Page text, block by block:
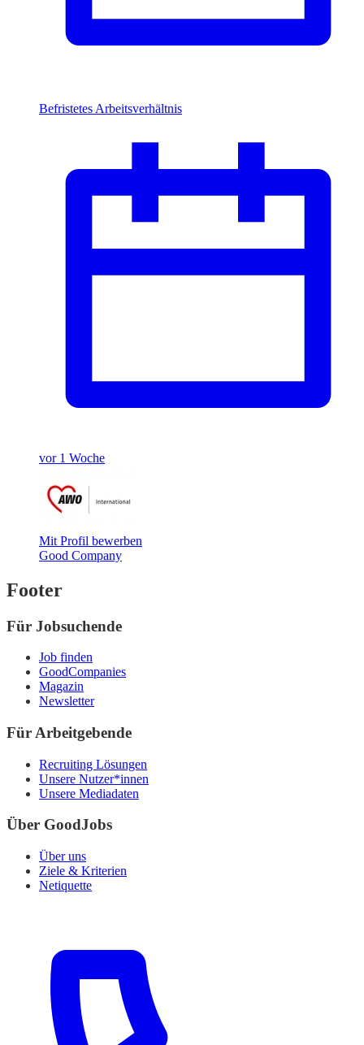
Befristetes Arbeitsverhältnis
vor 1 Woche
Mit Profil bewerben
Good Company
Footer
Für Jobsuchende
Job finden
GoodCompanies
Magazin
Newsletter
Für Arbeitgebende
Recruiting Lösungen
Unsere Nutzer*innen
Unsere Mediadaten
Über GoodJobs
Über uns
Ziele & Kriterien
Netiquette